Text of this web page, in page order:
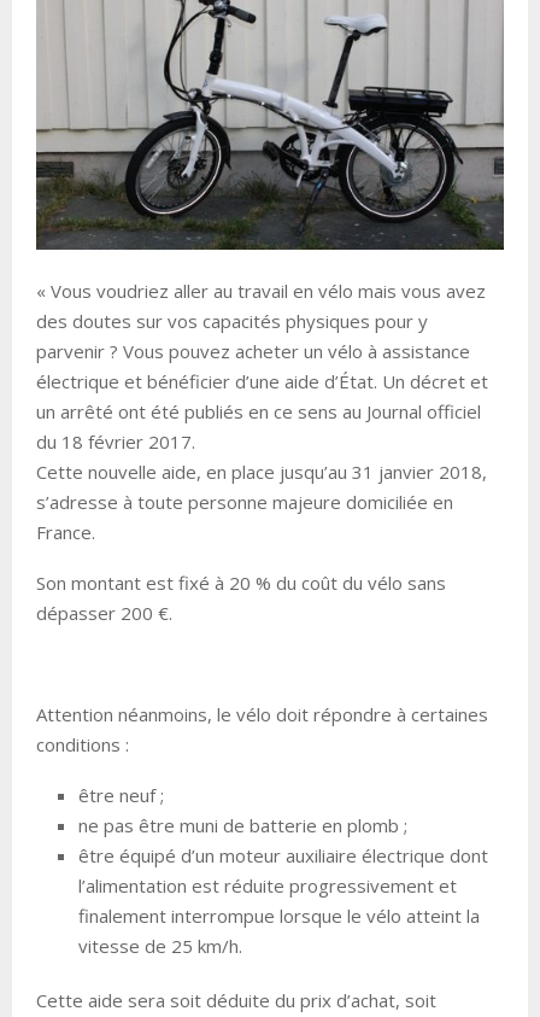
« Vous voudriez aller au travail en vélo mais vous avez
des doutes sur vos capacités physiques pour y
parvenir ? Vous pouvez acheter un vélo à assistance
électrique et bénéficier d’une aide d’État. Un décret et
un arrêté ont été publiés en ce sens au Journal officiel
du 18 février 2017.
Cette nouvelle aide, en place jusqu’au 31 janvier 2018,
s’adresse à toute personne majeure domiciliée en
France.
Son montant est fixé à 20 % du coût du vélo sans
dépasser 200 €.
Attention néanmoins, le vélo doit répondre à certaines
conditions :
être neuf ;
ne pas être muni de batterie en plomb ;
être équipé d’un moteur auxiliaire électrique dont
l’alimentation est réduite progressivement et
finalement interrompue lorsque le vélo atteint la
vitesse de 25 km/h.
Cette aide sera soit déduite du prix d’achat, soit